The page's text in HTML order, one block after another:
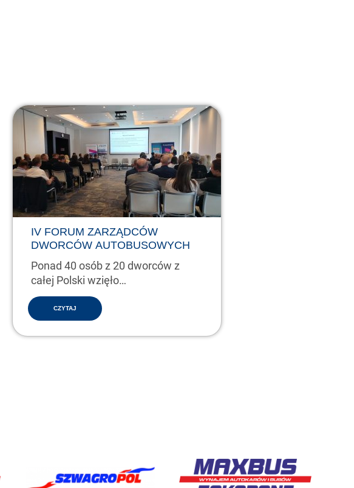
IV FORUM ZARZĄDCÓW
DWORCÓW AUTOBUSOWYCH
Ponad 40 osób z 20 dworców z
całej Polski wzięło…
CZYTAJ